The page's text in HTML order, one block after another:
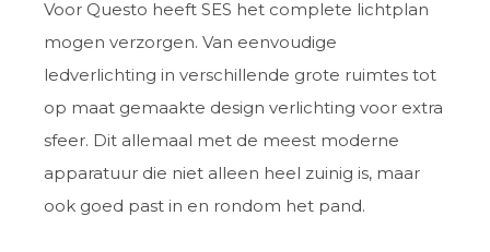
Voor Questo heeft SES het complete lichtplan
mogen verzorgen. Van eenvoudige
ledverlichting in verschillende grote ruimtes tot
op maat gemaakte design verlichting voor extra
sfeer. Dit allemaal met de meest moderne
apparatuur die niet alleen heel zuinig is, maar
ook goed past in en rondom het pand.